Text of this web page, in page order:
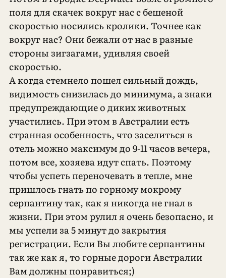
поля для скачек вокруг нас с бешеной
скоростью носились кролики. Точнее как
вокруг нас? Они бежали от нас в разные
стороны зигзагами, удивляя своей
скоростью.
А когда стемнело пошел сильный дождь,
видимость снизилась до минимума, а знаки
предупреждающие о диких животных
участились. При этом в Австралии есть
странная особенность, что заселиться в
отель можно максимум до 9-11 часов вечера,
потом все, хозяева идут спать. Поэтому
чтобы успеть переночевать в тепле, мне
пришлось гнать по горному мокрому
серпантину так, как я никогда не гнал в
жизни. При этом рулил я очень безопасно, и
мы успели за 5 минут до закрытия
регистрации. Если Вы любите серпантины
так же как я, то горные дороги Австралии
Вам должны понравиться;)